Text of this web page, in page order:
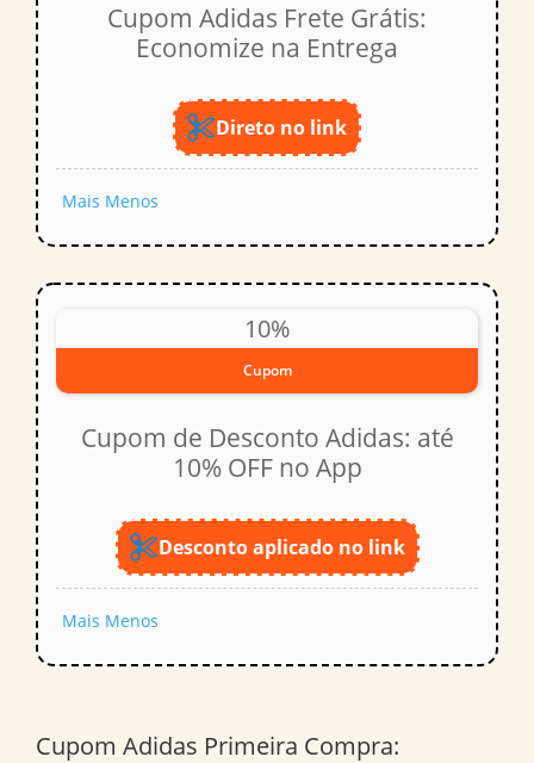
Cupom Adidas Frete Grátis:
Economize na Entrega
Direto no link
Mais Menos
10%
Cupom
Cupom de Desconto Adidas: até
10% OFF no App
Desconto aplicado no link
Mais Menos
Cupom Adidas Primeira Compra: